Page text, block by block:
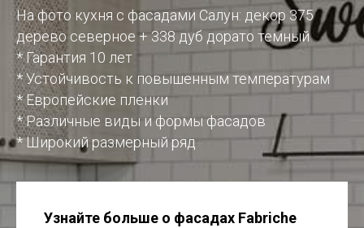
На фото кухня с фасадами Салун: декор 375
дерево северное + 338 дуб дорато темный
* Гарантия 10 лет
* Устойчивость к повышенным температурам
* Европейские пленки
* Различные виды и формы фасадов
* Широкий размерный ряд
Узнайте больше о фасадах Fabriche